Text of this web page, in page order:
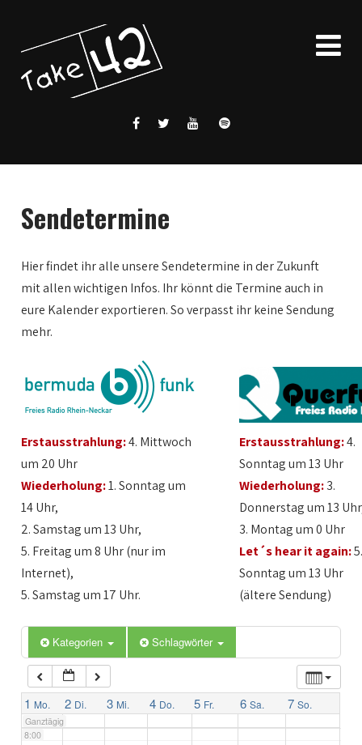
Sendetermine
Hier findet ihr alle unsere Sendetermine in der Zukunft
mit allen wichtigen Infos. Ihr könnt die Termine auch in
eure Kalender exportieren. So verpasst ihr keine Sendung
mehr.
Erstausstrahlung:4. Mittwoch
um 20 Uhr
Wiederholung:1. Sonntag um
14 Uhr,
2. Samstag um 13 Uhr,
5. Freitag um 8 Uhr (nur im
Internet),
5. Samstag um 17 Uhr.
Erstausstrahlung:4.
Sonntag um 13 Uhr
Wiederholung:3.
Donnerstag um 13
3. Montag um 0 Uhr
Let´s hear it again:
Sonntag um 13 Uhr
(ältere Sendung)
Kategorien Schlagwörter
1 Mo. 2 Di. 3 Mi. 4 Do. 5 Fr. 6 Sa. 7 So.
Ganztägig
1:00
2:00
3:00
5:00
6:00
7:00
8:00